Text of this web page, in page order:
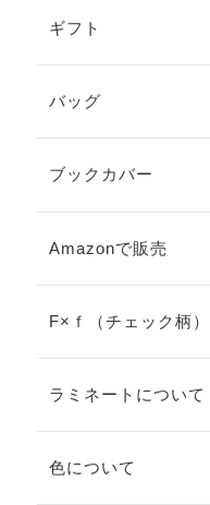
ギフト
バッグ
ブックカバー
Amazonで販売
F×ｆ（チェック柄）
ラミネートについて
色について